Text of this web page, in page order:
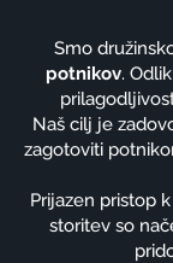
Smo
potnikov.
Naš cilj je
zagotoviti
Prijazen pristop
storitev so